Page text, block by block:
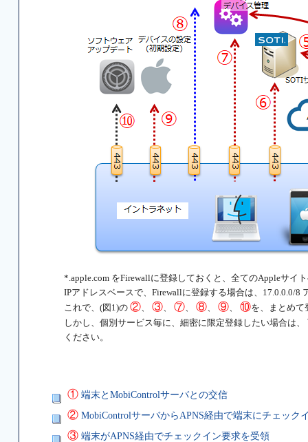
*.apple.com をFirewallに登録しておくと、全てのAppleサイ
IPアドレスベースで、Firewallに登録する場合は、17.0.0.0/8
これで、(図1)の ②、 ③、 ⑦、 ⑧、 ⑨、 ⑩を、まとめて
しかし、個別サービス毎に、細密に限定登録したい場合は
ください。
① 端末とMobiControlサーバとの交信
② MobiControlサーバからAPNS経由で端末にチェック
③ 端末がAPNS経由でチェックイン要求を受領